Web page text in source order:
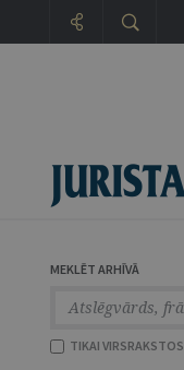
MEKLĒT ARHĪVĀ
TIKAI VIRSRAKSTOS